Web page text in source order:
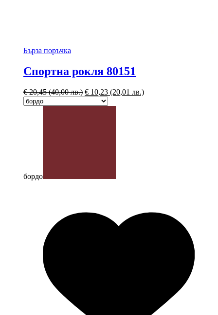
Бърза поръчка
Спортна рокля 80151
€20,45(40,00 лв.) € 10,23 (20,01 лв.)
бордо